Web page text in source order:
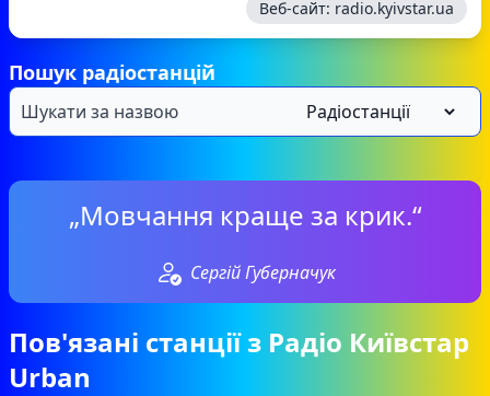
Веб-сайт: radio.kyivstar.ua
Пошук радіостанцій
„Мовчання краще за крик.“
Сергій Губерначук
Пов'язані станції з Радіо Київстар
Urban